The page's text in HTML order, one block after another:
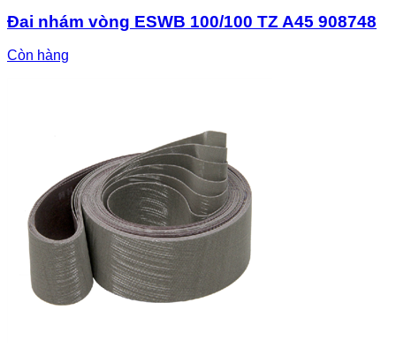
Đai nhám vòng ESWB 100/100 TZ A45 908748
Còn hàng